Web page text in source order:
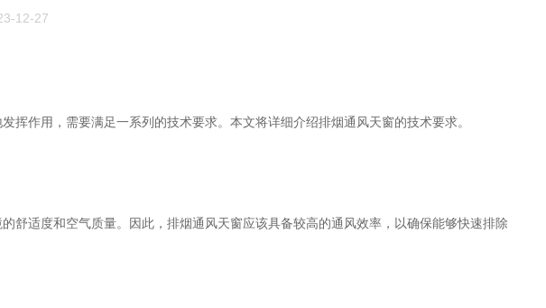
12-27
作用，需要满足一系列的技术要求。本文将详细介绍排烟通风天窗的技术要求。
舒适度和空气质量。因此，排烟通风天窗应该具备较高的通风效率，以确保能够快速排除